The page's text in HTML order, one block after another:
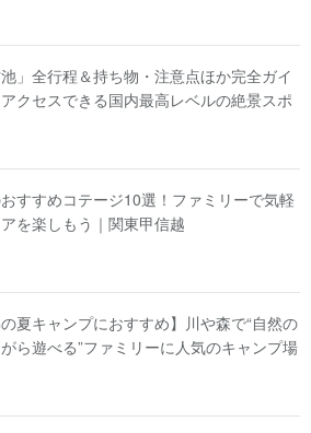
」全行程＆持ち物・注意点ほか完全ガイ
アクセスできる国内最高レベルの絶景スポ
すすめコテージ10選！ファミリーで気軽
を楽しもう｜関東甲信越
の夏キャンプにおすすめ】川や森で“自然の
ら遊べる”ファミリーに人気のキャンプ場